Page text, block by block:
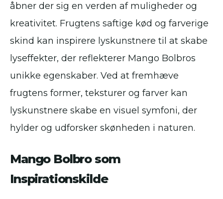
åbner der sig en verden af muligheder og
kreativitet. Frugtens saftige kød og farverige
skind kan inspirere lyskunstnere til at skabe
lyseffekter, der reflekterer Mango Bolbros
unikke egenskaber. Ved at fremhæve
frugtens former, teksturer og farver kan
lyskunstnere skabe en visuel symfoni, der
hylder og udforsker skønheden i naturen.
Mango Bolbro som
Inspirationskilde